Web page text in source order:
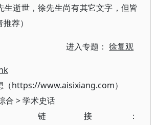
生逝世，徐先生尚有其它文字，但皆
荐）
进入专题：徐复观
（https://www.aisixiang.com）
合 >学术史话
链接：